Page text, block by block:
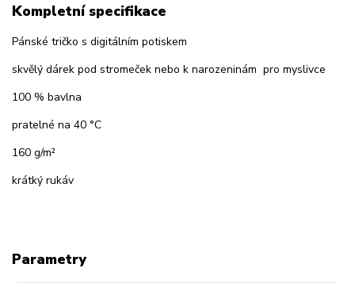
Kompletní specifikace
Pánské tričko s digitálním potiskem
skvělý dárek pod stromeček nebo k narozeninám pro myslivce
100 % bavlna
pratelné na 40 °C
160 g/m²
krátký rukáv
Parametry